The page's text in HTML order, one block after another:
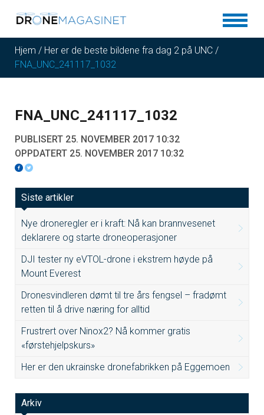
Hjem / Her er de beste bildene fra dag 2 på UNC /
FNA_UNC_241117_1032
FNA_UNC_241117_1032
PUBLISERT 25. NOVEMBER 2017 10:32
OPPDATERT 25. NOVEMBER 2017 10:32
Siste artikler
Nye droneregler er i kraft: Nå kan brannvesenet
deklarere og starte droneoperasjoner
DJI tester ny eVTOL-drone i ekstrem høyde på
Mount Everest
Dronesvindleren dømt til tre års fengsel – fradømt
retten til å drive næring for alltid
Frustrert over Ninox2? Nå kommer gratis
«førstehjelpskurs»
Her er den ukrainske dronefabrikken på Eggemoen
Arkiv